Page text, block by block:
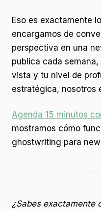
Eso es exactamente
encargamos de
perspectiva en una
publica cada
vista y tu nivel de
estratégica, nosotros
Agenda 15 minutos
mostramos cómo
ghostwriting para
¿Sabes exactamente